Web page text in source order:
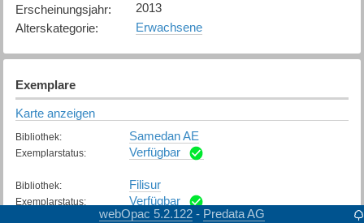
Erscheinungsjahr:
2013
Alterskategorie: Erwachsene
Exemplare
Karte anzeigen
Bibliothek: Samedan AE
Exemplarstatus: Verfügbar
Bibliothek: Filisur
Exemplarstatus:
Verfügbar
webOpac 5.2.122 - Predata AG